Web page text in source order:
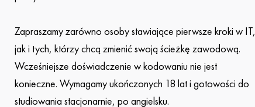
Zapraszamy zarówno osoby stawiające pierwsze kroki w IT,
jak i tych, którzy chcą zmienić swoją ścieżkę zawodową.
Wcześniejsze doświadczenie w kodowaniu nie jest
konieczne. Wymagamy ukończonych 18 lat i gotowości do
studiowania stacjonarnie, po angielsku.